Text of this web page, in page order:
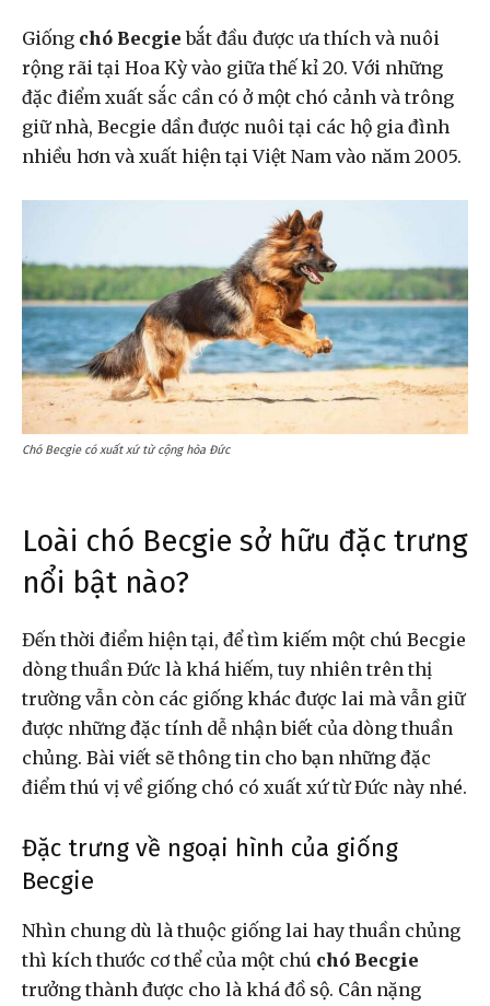
Giống chó Becgiebắt đầu được ưa thích và nuôi
rộng rãi tại Hoa Kỳ vào giữa thế kỉ 20. Với những
đặc điểm xuất sắc cần có ở một chó cảnh và trông
giữ nhà, Becgie dần được nuôi tại các hộ gia đình
nhiều hơn và xuất hiện tại Việt Nam vào năm 2005.
Chó Becgie có xuất xứ từ cộng hòa Đức
Loài chó Becgie sở hữu đặc trưng
nổi bật nào?
Đến thời điểm hiện tại, để tìm kiếm một chú Becgie
dòng thuần Đức là khá hiếm, tuy nhiên trên thị
trường vẫn còn các giống khác được lai mà vẫn giữ
được những đặc tính dễ nhận biết của dòng thuần
chủng. Bài viết sẽ thông tin cho bạn những đặc
điểm thú vị về giống chó có xuất xứ từ Đức này nhé.
Đặc trưng về ngoại hình của giống
Becgie
Nhìn chung dù là thuộc giống lai hay thuần chủng
thì kích thước cơ thể của một chú chó Becgie
trưởng thành được cho là khá đồ sộ. Cân nặng